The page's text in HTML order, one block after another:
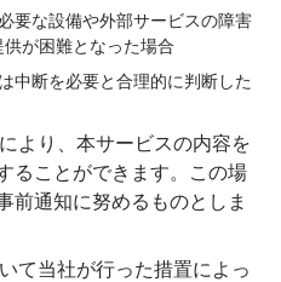
要な設備や外部サービスの障害
が困難となった場合
中断を必要と合理的に判断した
より、本サービスの内容を
ることができます。この場
前通知に努めるものとしま
て当社が行った措置によっ